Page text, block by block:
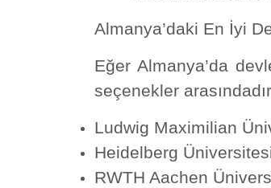
Almanya’daki En İyi
Eğer Almanya’da
seçenekler
Ludwig Maximilian
Heidelberg
RWTH Aachen